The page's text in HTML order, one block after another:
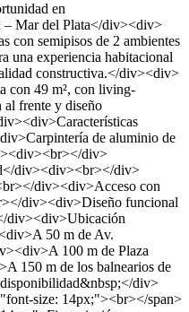
en
Mar del Plata</div><div>
con semipisos de 2 ambientes
una experiencia habitacional
constructiva.</div><div>
con 49 m², con living-
al frente y diseño
de aluminio de
div>
div><div><br></div>
div><div>Acceso con
div><div>Diseño funcional
div><div>Ubicación
50 m de Av.
100 m de Plaza
150 m de los balnearios de
div>
size: 14px;"><br></span>